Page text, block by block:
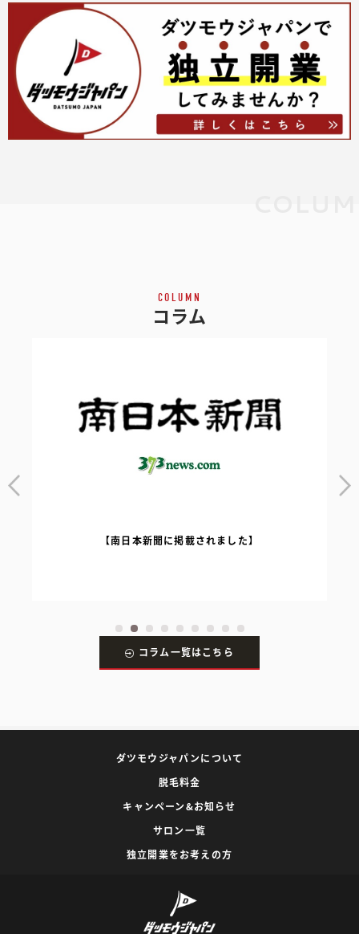
COLUMN
コラム
【南日本新聞に掲載されました】
コラム一覧はこちら
ダツモウジャパンについて
脱毛料金
キャンペーン&お知らせ
サロン一覧
独立開業をお考えの方